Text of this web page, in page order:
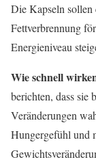
Die Kapseln
Fettverbrennung
Energieniveau
Wie schnell
berichten, dass sie
Veränderungen
Hungergefühl und